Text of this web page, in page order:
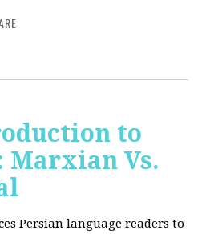
to
Marxian Vs.
Persian language readers to